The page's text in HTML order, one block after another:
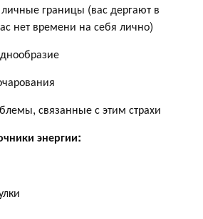
границы (вас дергают в
нет времени на себя лично)
связанные с этим страхи
энергии: